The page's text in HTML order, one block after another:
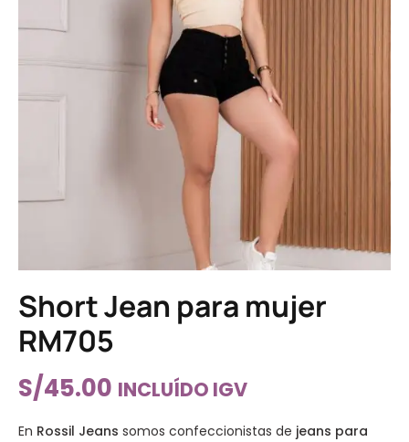
Short Jean para mujer
RM705
S/45.00 INCLUÍDO IGV
En Rossil Jeans somos confeccionistas de jeans para